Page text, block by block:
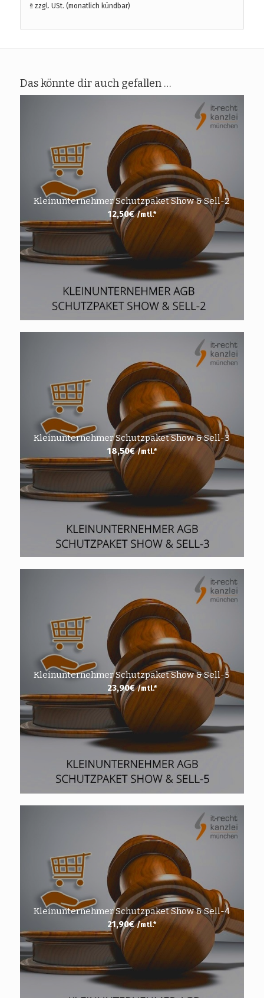
ª zzgl. USt. (monatlich kündbar)
Das könnte dir auch gefallen …
Kleinunternehmer Schutzpaket Show & Sell-2
12,50€ /mtl.*
Kleinunternehmer Schutzpaket Show & Sell-3
18,50€ /mtl.*
Kleinunternehmer Schutzpaket Show & Sell-5
23,90€ /mtl.*
Kleinunternehmer Schutzpaket Show & Sell-4
21,90€ /mtl.*